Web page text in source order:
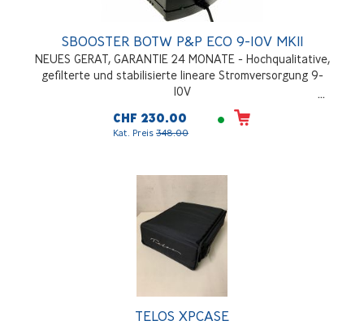
SBOOSTER BOTW P&P ECO 9-10V MKII
NEUES GERAT, GARANTIE 24 MONATE - Hochqualitative,
gefilterte und stabilisierte lineare Stromversorgung 9-
10V
CHF 230.00
Kat. Preis 348.00
TELOS XPCASE